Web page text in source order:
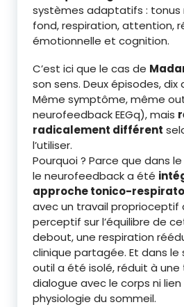
systèmes adaptatifs : tonus
fond, respiration, attention,
émotionnelle et cognition.
C’est ici que le cas de
son sens. Deux épisodes, dix
Même symptôme, même
neurofeedback EEGq), mais
radicalement différent
l’utiliser.
Pourquoi ? Parce que dans
le neurofeedback a été
approche tonico-
avec un travail proprioceptif
perceptif sur l’équilibre de
debout, une respiration
clinique partagée. Et dans
outil a été isolé, réduit à une
dialogue avec le corps ni
physiologie du sommeil.